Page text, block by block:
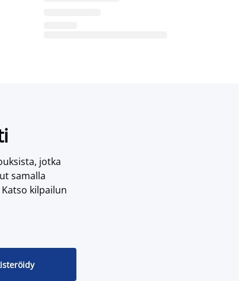
jotka
samalla
kilpailun